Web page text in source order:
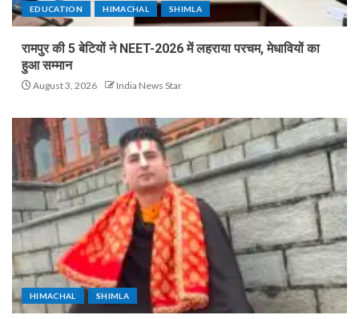
EDUCATION HIMACHAL SHIMLA
रामपुर की 5 बेटियों ने NEET-2026 में लहराया परचम, मेधावियों का
हुआ सम्मान
August 3, 2026 India News Star
HIMACHAL SHIMLA